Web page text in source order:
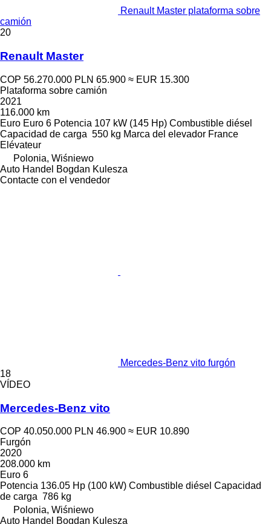
Renault Master plataforma sobre
camión
20
Renault Master
COP 56.270.000 PLN 65.900 ≈ EUR 15.300
Plataforma sobre camión
2021
116.000 km
Euro Euro 6 Potencia 107 kW (145 Hp) Combustible diésel
Capacidad de carga 550 kg Marca del elevador France
Elévateur
Polonia, Wiśniewo
Auto Handel Bogdan Kulesza
Contacte con el vendedor
Mercedes-Benz vito furgón
18
VÍDEO
Mercedes-Benz vito
COP 40.050.000 PLN 46.900 ≈ EUR 10.890
Furgón
2020
208.000 km
Euro 6
Potencia 136.05 Hp (100 kW) Combustible diésel Capacidad
de carga 786 kg
Polonia, Wiśniewo
Auto Handel Bogdan Kulesza